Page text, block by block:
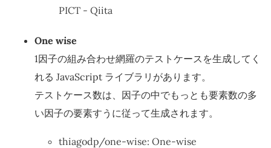
PICT - Qiita
One wise
1因子の組み合わせ網羅のテストケースを生成してく
れる JavaScript ライブラリがあります。
テストケース数は、因子の中でもっとも要素数の多
い因子の要素すうに従って生成されます。
thiagodp/one-wise: One-wise